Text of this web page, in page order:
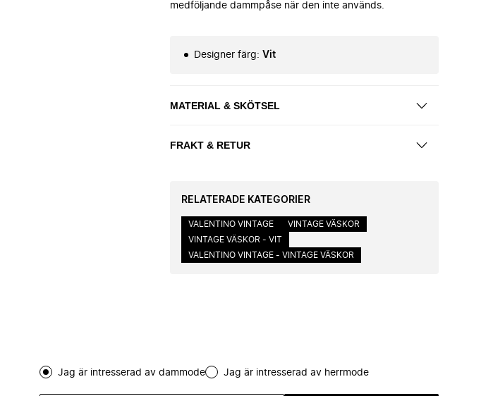
medföljande dammpåse när den inte används.
Designer färg: Vit
MATERIAL & SKÖTSEL
FRAKT & RETUR
RELATERADE KATEGORIER
VALENTINO VINTAGE
VINTAGE VÄSKOR
VINTAGE VÄSKOR - VIT
VALENTINO VINTAGE - VINTAGE VÄSKOR
Jag är intresserad av dammode Jag är intresserad av herrmode